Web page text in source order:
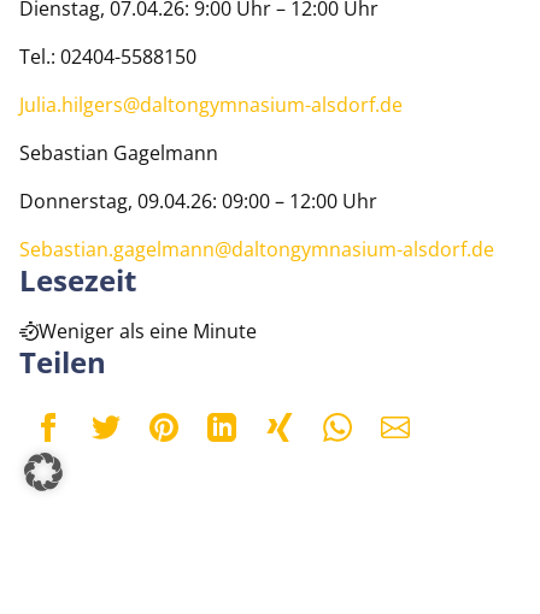
Dienstag, 07.04.26: 9:00 Uhr – 12:00 Uhr
Tel.: 02404-5588150
Julia.hilgers@daltongymnasium-alsdorf.de
Sebastian Gagelmann
Donnerstag, 09.04.26: 09:00 – 12:00 Uhr
Sebastian.gagelmann@daltongymnasium-alsdorf.de
Lesezeit
Weniger als eine Minute
Teilen